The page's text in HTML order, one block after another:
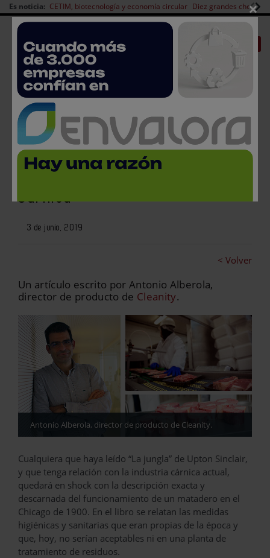
Es noticia: CETIM, biotecnología y economía circular Diez grandes chefs
Redes Sociales
Es noticia
| CANAL EMPLEO Login empresas Registro
Buenas prácticas en la limpieza
y desinfección de la Industria
Cárnica
3 de junio, 2019
< Volver
Un artículo escrito por Antonio Alberola,
director de producto de Cleanity.
Antonio Alberola, director de producto de Cleanity.
Cualquiera que haya leído “La jungla” de Upton Sinclair,
y que tenga relación con la industria cárnica actual,
quedará en shock con la descripción exacta y
descarnada del funcionamiento de un matadero en el
Chicago de 1900. En el libro se relatan las medidas
higiénicas y sanitarias que eran propias de la época y
que, hoy, no serían aceptables ni en una planta de
tratamiento de residuos.
×